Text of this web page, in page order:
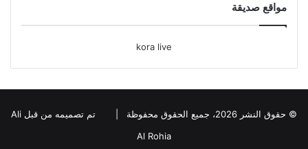
مواقع صديقة
kora live
© حقوق النشر 2026، جميع الحقوق محفوظة |
تم تصميمه من قبل Ali
Al Rohia